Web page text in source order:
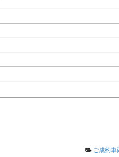
ご成約車